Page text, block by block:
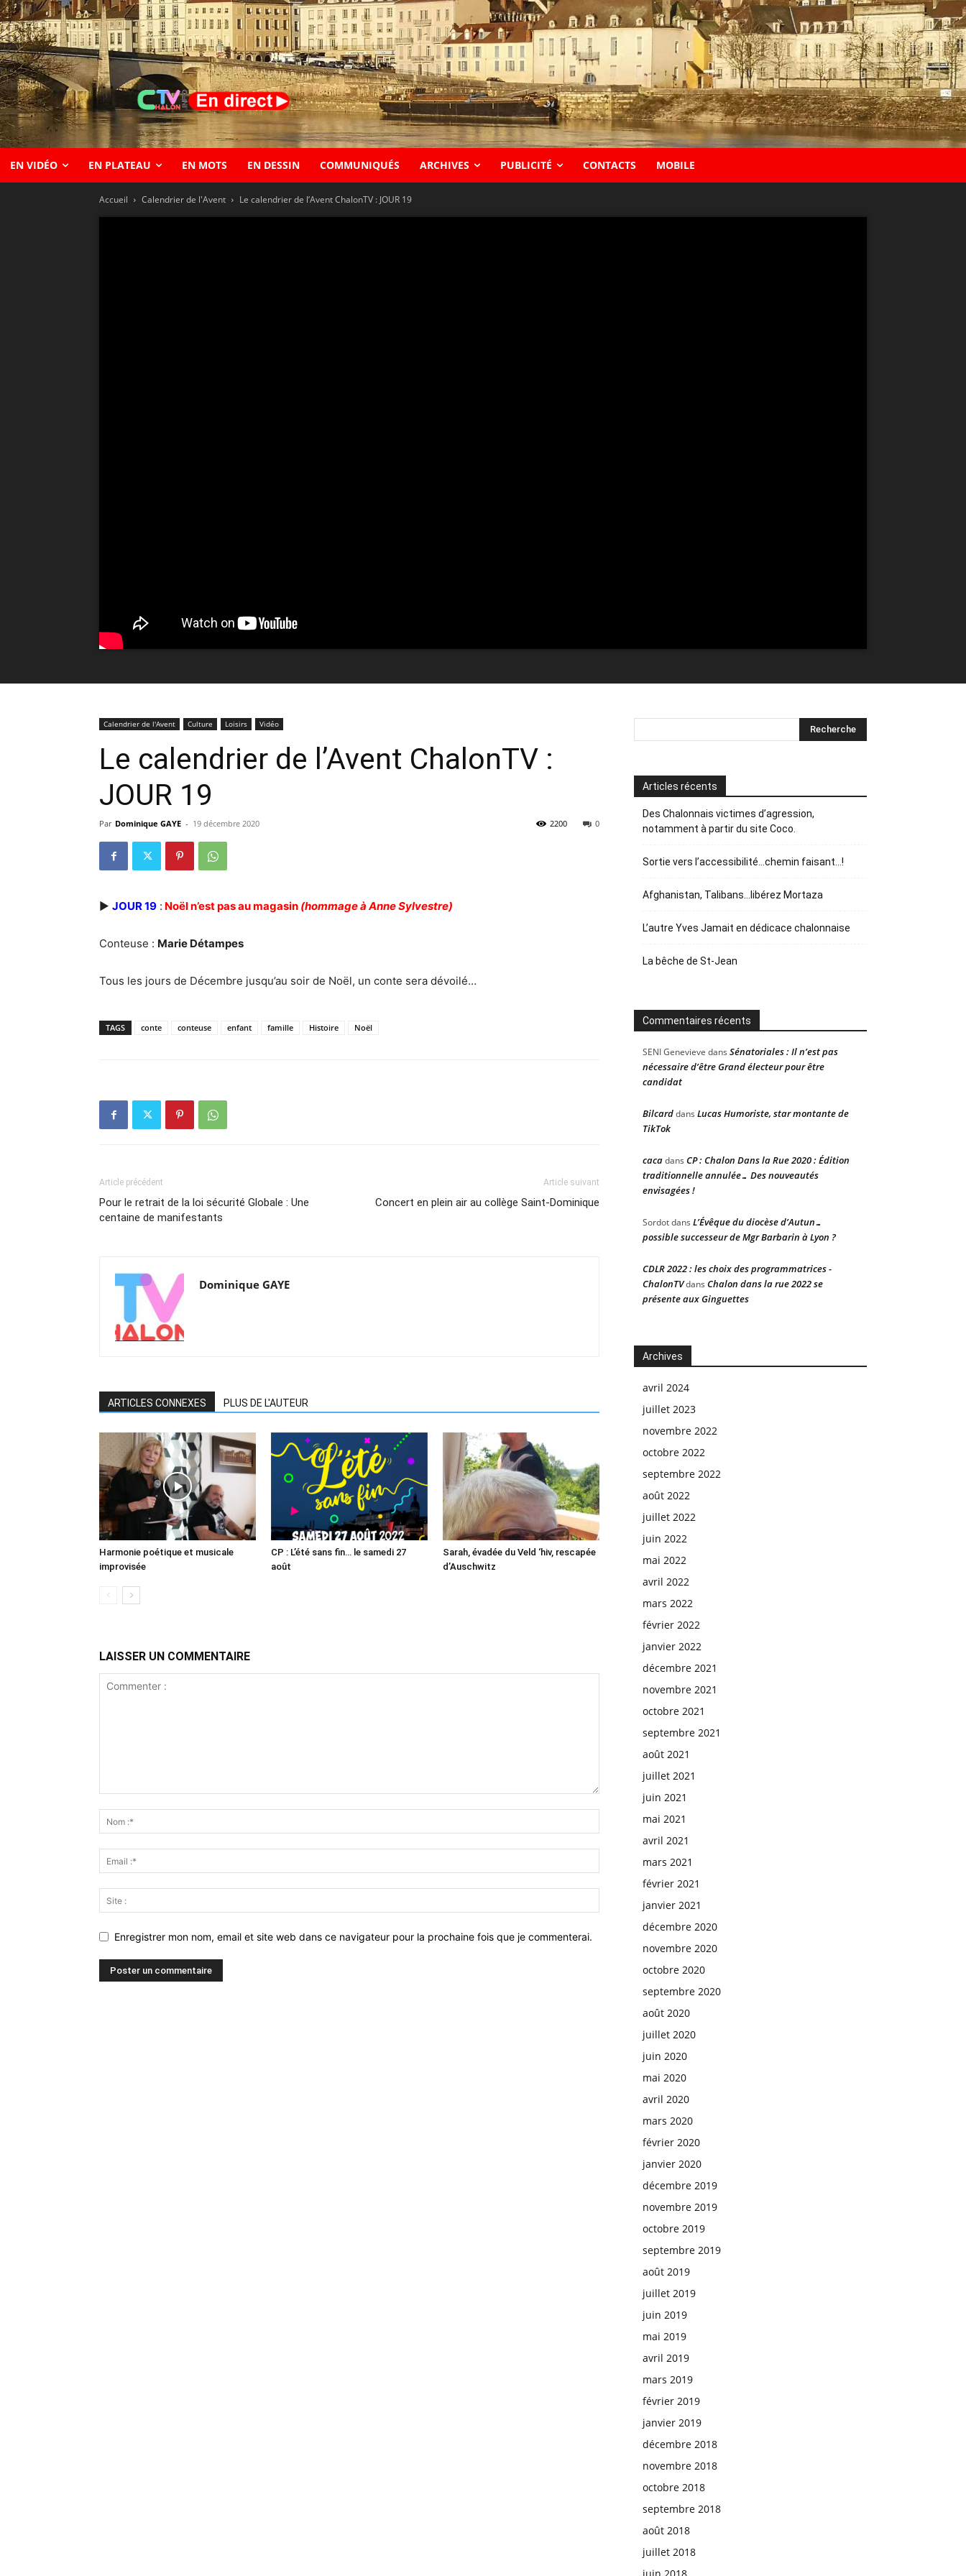
EN VIDÉO EN PLATEAU EN MOTS EN DESSIN COMMUNIQUÉS ARCHIVES PUBLICITÉ CONTACTS MOBILE
Accueil Calendrier de l'Avent Le calendrier de l’Avent ChalonTV : JOUR 19
Calendrier de l'Avent Culture Loisirs Vidéo
Le calendrier de l’Avent ChalonTV :
JOUR 19
Par Dominique GAYE - 19 décembre 2020 0
2200
► JOUR 19 : Noël n’est pas au magasin (hommage à Anne Sylvestre)
Conteuse : Marie Détampes
Tous les jours de Décembre jusqu’au soir de Noël, un conte sera dévoilé…
TAGS conte conteuse enfant famille Histoire Noël
Article précédent
Pour le retrait de la loi sécurité Globale : Une
centaine de manifestants
Article suivant
Concert en plein air au collège Saint-Dominique
Dominique GAYE
ARTICLES CONNEXES PLUS DE L'AUTEUR
Harmonie poétique et musicale
improvisée
CP : L’été sans fin… le samedi 27
août
Sarah, évadée du Veld ‘hiv, rescapée
d’Auschwitz
LAISSER UN COMMENTAIRE
Enregistrer mon nom, email et site web dans ce navigateur pour la prochaine fois que je commenterai.
Articles récents
Des Chalonnais victimes d’agression,
notamment à partir du site Coco.
Sortie vers l’accessibilité…chemin faisant…!
Afghanistan, Talibans…libérez Mortaza
L’autre Yves Jamait en dédicace chalonnaise
La bêche de St-Jean
Commentaires récents
SENI Genevieve dans Sénatoriales : Il n’est pas
nécessaire d’être Grand électeur pour être
candidat
Bilcarddans Lucas Humoriste, star montante de
TikTok
cacadans CP : Chalon Dans la Rue 2020 : Édition
traditionnelle annulée… Des nouveautés
envisagées !
Sordotdans L’Évêque du diocèse d’Autun…
possible successeur de Mgr Barbarin à Lyon ?
CDLR 2022 : les choix des programmatrices -
ChalonTVdans Chalon dans la rue 2022 se
présente aux Ginguettes
Archives
avril 2024
juillet 2023
novembre 2022
octobre 2022
septembre 2022
août 2022
juillet 2022
juin 2022
mai 2022
avril 2022
mars 2022
février 2022
janvier 2022
décembre 2021
novembre 2021
octobre 2021
septembre 2021
août 2021
juillet 2021
juin 2021
mai 2021
avril 2021
mars 2021
février 2021
janvier 2021
décembre 2020
novembre 2020
octobre 2020
septembre 2020
août 2020
juillet 2020
juin 2020
mai 2020
avril 2020
mars 2020
février 2020
janvier 2020
décembre 2019
novembre 2019
octobre 2019
septembre 2019
août 2019
juillet 2019
juin 2019
mai 2019
avril 2019
mars 2019
février 2019
janvier 2019
décembre 2018
novembre 2018
octobre 2018
septembre 2018
août 2018
juillet 2018